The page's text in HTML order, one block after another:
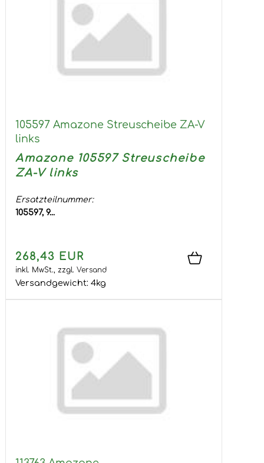
105597 Amazone Streuscheibe ZA-V
links
Amazone 105597 Streuscheibe
ZA-V links
Ersatzteilnummer:
105597, 9...
268,43 EUR
inkl. MwSt., zzgl. Versand
Versandgewicht: 4kg